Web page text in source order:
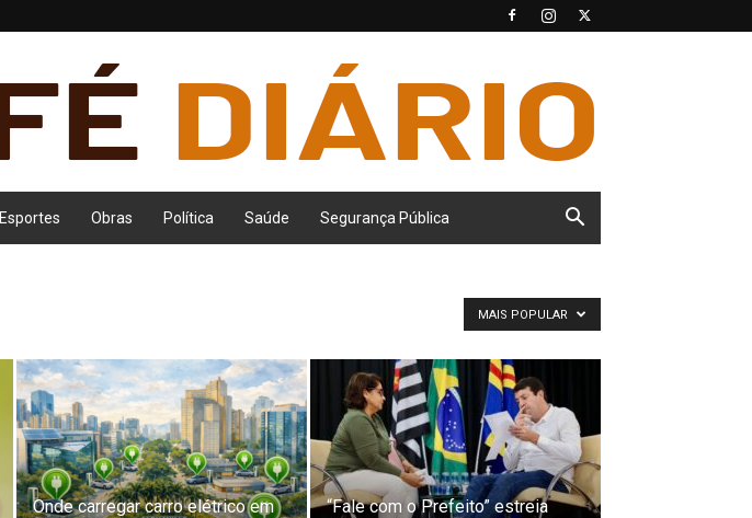
Esportes Obras Política Saúde Segurança Pública
MAIS POPULAR
Onde carregar carro elétrico em
“Fale com o Prefeito” estreia